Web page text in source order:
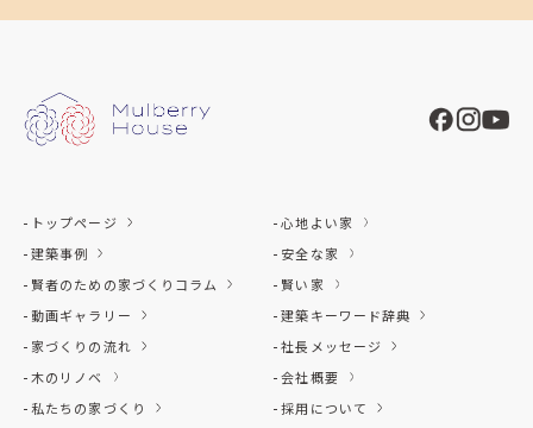
トップページ
建築事例
賢者のための家づくりコラム
動画ギャラリー
家づくりの流れ
木のリノベ
私たちの家づくり
心地よい家
安全な家
賢い家
建築キーワード辞典
社長メッセージ
会社概要
採用について